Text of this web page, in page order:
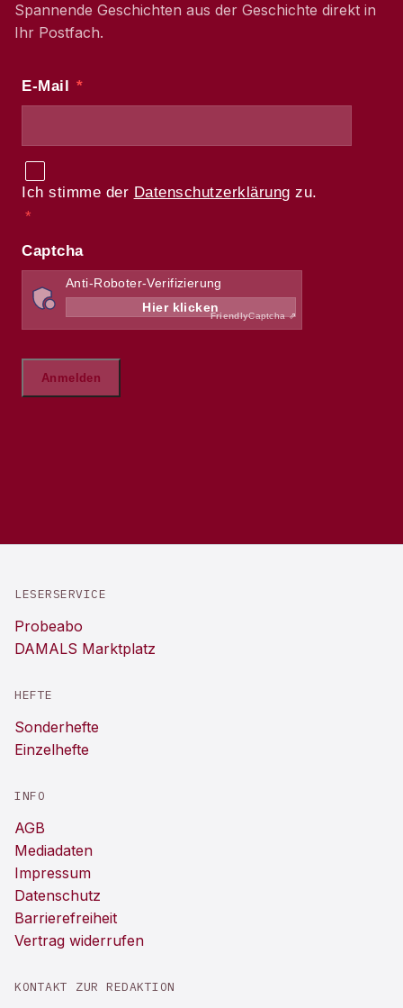
Spannende Geschichten aus der Geschichte direkt in
Ihr Postfach.
LESERSERVICE
Probeabo
DAMALS Marktplatz
HEFTE
Sonderhefte
Einzelhefte
INFO
AGB
Mediadaten
Impressum
Datenschutz
Barrierefreiheit
Vertrag widerrufen
KONTAKT ZUR REDAKTION